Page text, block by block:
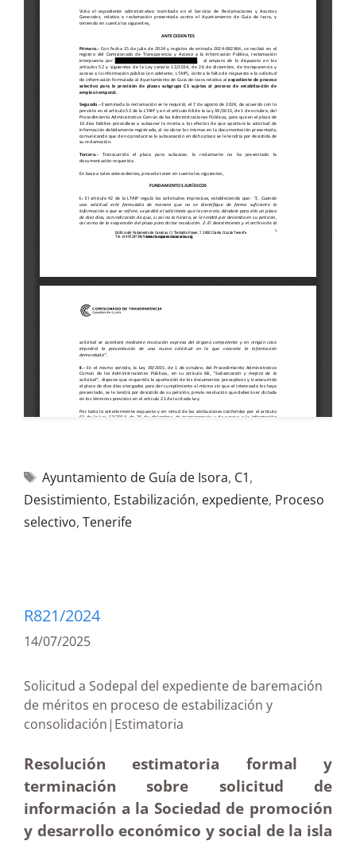
Ayuntamiento de Guía de Isora, C1,
Desistimiento, Estabilización, expediente, Proceso
selectivo, Tenerife
R821/2024
14/07/2025
Solicitud a Sodepal del expediente de baremación
de méritos en proceso de estabilización y
consolidación|Estimatoria
Resolución estimatoria formal y
terminación sobre solicitud de
información a la Sociedad de promoción
y desarrollo económico y social de la isla